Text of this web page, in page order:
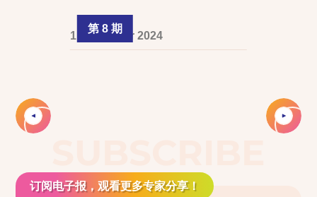
第 8 期
1 December 2024
Slide 2 of 4.
订阅电子报，观看更多专家分享！